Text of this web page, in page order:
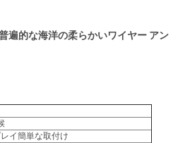
遍的な海洋の柔らかいワイヤー アン
イ簡単な取付け